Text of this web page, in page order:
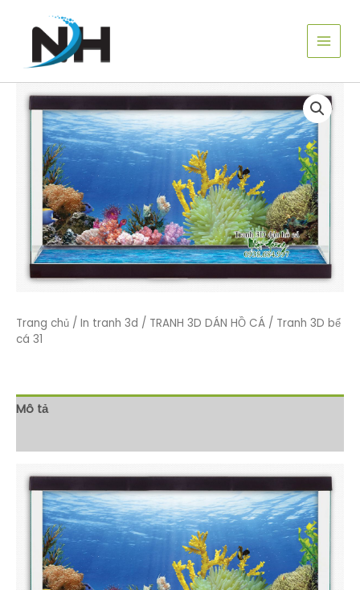
Trang chủ / In tranh 3d / TRANH 3D DÁN HỒ CÁ / Tranh 3D bể
cá 31
Mô tả